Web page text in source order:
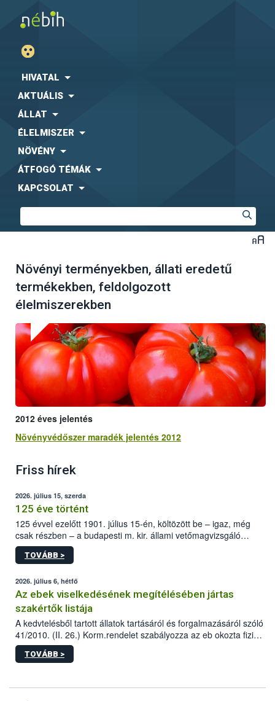
HIVATAL
AKTUÁLIS
ÁLLAT
ÉLELMISZER
NÖVÉNY
ÁTFOGÓ TÉMÁK
KAPCSOLAT
Növényi terményekben, állati eredetű
termékekben, feldolgozott
élelmiszerekben
2012 éves jelentés
Növényvédőszer maradék jelentés 2012
Friss hírek
2026. július 15, szerda
125 éve történt
125 évvel ezelőtt 1901. július 15-én, költözött be – igaz, még
csak részben – a budapesti m. kir. állami vetőmagvizsgáló
állomás a Kis Rókus utca 15. szám alatti, Czigler Győző által
tervezett új épületébe.
TOVÁBB >
2026. július 6, hétfő
Az ebek viselkedésének megítélésében jártas
szakértők listája
A kedvtelésből tartott állatok tartásáról és forgalmazásáról szóló
41/2010. (II. 26.) Korm.rendelet szabályozza az eb okozta fizikai
sérülés, illetve ennek veszélye keletkezésekor felmerülő
hatósági feladatokat, valamint a veszélyes eb tartását és annak
TOVÁBB >